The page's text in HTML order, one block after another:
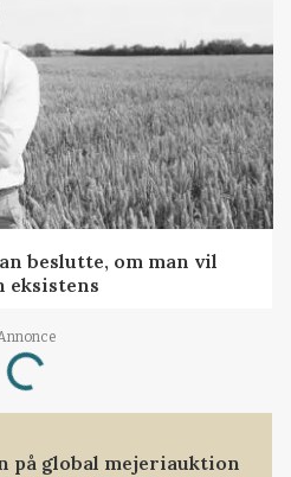
beslutte, om man vil
eksistens
Loading...
på global mejeriauktion